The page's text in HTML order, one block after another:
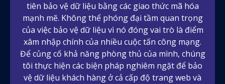
tiên bảo vệ dữ liệu bằng các giao thức mã hóa
mạnh mẽ. Không thể phóng đại tầm quan trọng
của việc bảo vệ dữ liệu vì nó đóng vai trò là điểm
xâm nhập chính của nhiều cuộc tấn công mạng.
Để củng cố khả năng phòng thủ của mình, chúng
tôi thực hiện các biện pháp nghiêm ngặt để bảo
vệ dữ liệu khách hàng ở cả cấp độ trang web và